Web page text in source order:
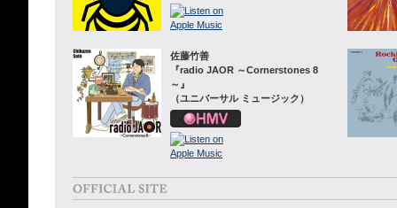
佐藤竹善
『radio JAOR ～Cornerstones 8
～』
（ユニバーサル ミュージック）